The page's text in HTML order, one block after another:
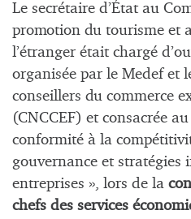
Le secrétaire d’État au
promotion du tourisme et
l’étranger était chargé
organisée par le Medef et
conseillers du commerce
(CNCCEF) et consacrée
conformité à la
gouvernance et stratégies
entreprises », lors de la
chefs des services